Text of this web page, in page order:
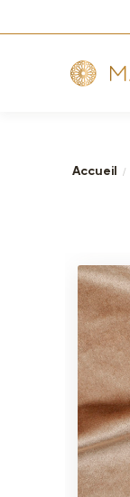
àau
contenu
Accueil